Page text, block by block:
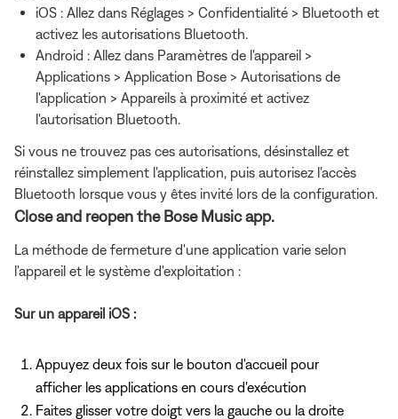
iOS : Allez dans Réglages > Confidentialité > Bluetooth et
activez les autorisations Bluetooth.
Android : Allez dans Paramètres de l'appareil >
Applications > Application Bose > Autorisations de
l'application > Appareils à proximité et activez
l'autorisation Bluetooth.
Si vous ne trouvez pas ces autorisations, désinstallez et
réinstallez simplement l'application, puis autorisez l'accès
Bluetooth lorsque vous y êtes invité lors de la configuration.
Close and reopen the Bose Music app.
La méthode de fermeture d'une application varie selon
l'appareil et le système d'exploitation :
Sur un appareil iOS :
Appuyez deux fois sur le bouton d'accueil pour
afficher les applications en cours d'exécution
Faites glisser votre doigt vers la gauche ou la droite